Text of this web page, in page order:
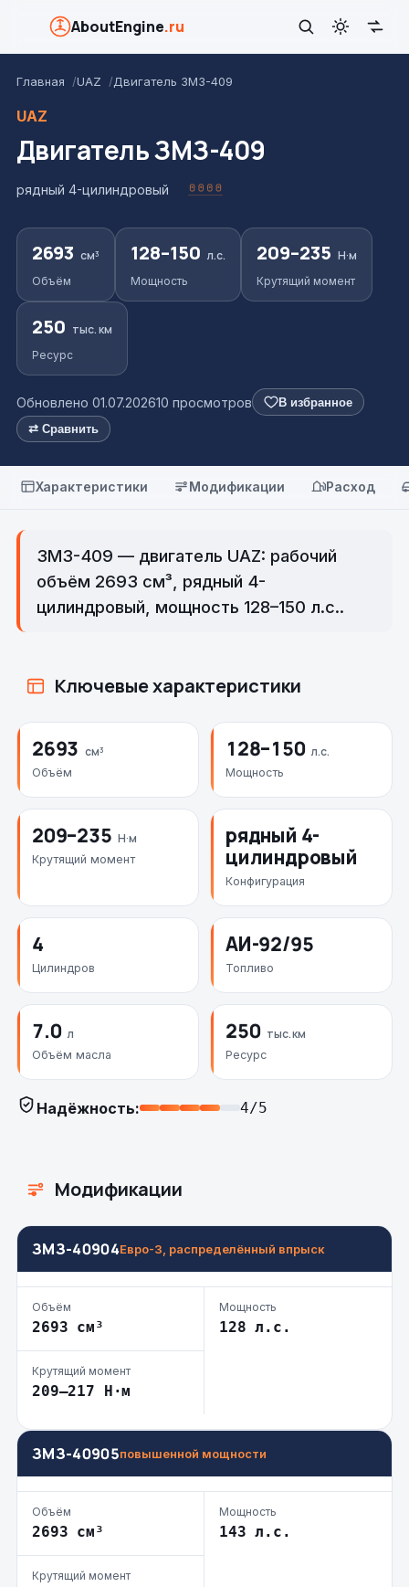
AboutEngine.ru
Главная UAZ Двигатель ЗМЗ-409
UAZ
Двигатель ЗМЗ-409
рядный 4-цилиндровый
2693 см³
Объём
128–150 л.с.
Мощность
209–235 Н·м
Крутящий момент
250 тыс. км
Ресурс
Обновлено 01.07.202610 просмотров
В избранное
⇄ Сравнить
Характеристики Модификации Расход
ЗМЗ-409 — двигатель UAZ: рабочий
объём 2693 см³, рядный 4-
цилиндровый, мощность 128–150 л.с..
Ключевые характеристики
2693 см³
Объём
128–150 л.с.
Мощность
209–235 Н·м
Крутящий момент
рядный 4-
цилиндровый
Конфигурация
4
Цилиндров
АИ-92/95
Топливо
7.0 л
Объём масла
250 тыс. км
Ресурс
Надёжность: 4/5
Модификации
ЗМЗ-40904Евро-3, распределённый впрыск
Объём
2693 см³
Мощность
128 л.с.
Крутящий момент
209–217 Н·м
ЗМЗ-40905повышенной мощности
Объём
2693 см³
Мощность
143 л.с.
Крутящий момент